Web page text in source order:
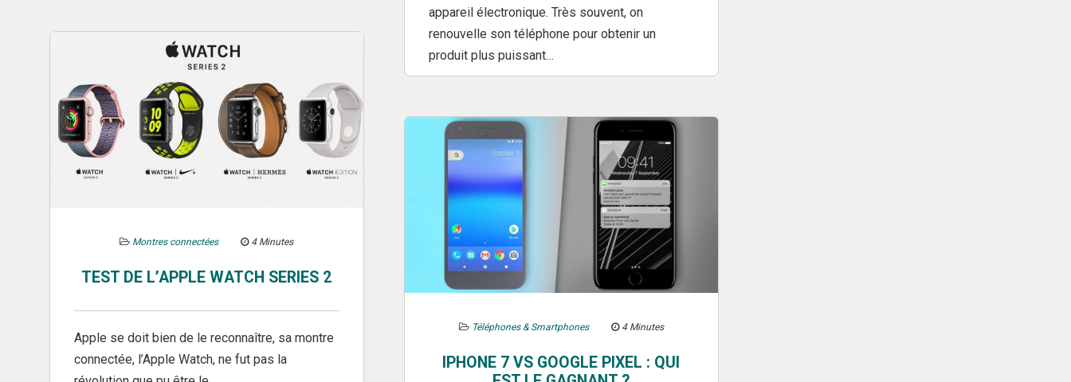
appareil électronique. Très souvent, on
renouvelle son téléphone pour obtenir un
produit plus puissant…
Montres connectées 4 Minutes
TEST DE L’APPLE WATCH SERIES 2
Apple se doit bien de le reconnaître, sa montre
connectée, l’Apple Watch, ne fut pas la
Téléphones & Smartphones 4 Minutes
IPHONE 7 VS GOOGLE PIXEL : QUI